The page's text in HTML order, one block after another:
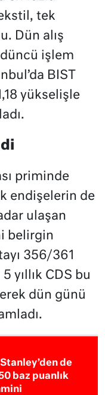
tek
Dün alış
işlem
BIST
yükselişle
priminde
endişelerin de
ulaşan
belirgin
356/361
yıllık CDS bu
dün günü
de
baz puanlık